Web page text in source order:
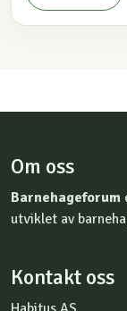
Om oss
Barnehageforum
utviklet av
Kontakt oss